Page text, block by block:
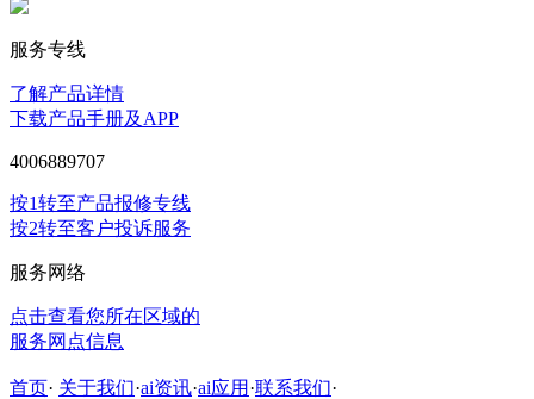
服务专线
了解产品详情
下载产品手册及APP
4006889707
按1转至产品报修专线
按2转至客户投诉服务
服务网络
点击查看您所在区域的
服务网点信息
首页· 关于我们·ai资讯·ai应用 ·联系我们·